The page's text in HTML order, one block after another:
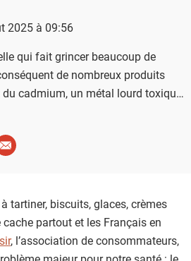
2025 à 09:56
qui fait grincer beaucoup de
de nombreux produits
cadmium, un métal lourd toxique
sur whatsapp
à un ami
tartiner, biscuits, glaces, crèmes
partout et les Français en
, l’association de consommateurs,